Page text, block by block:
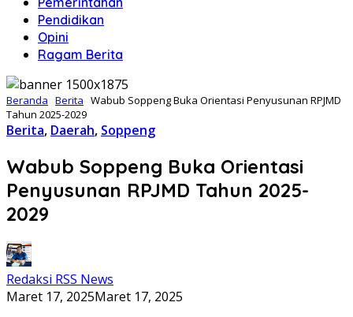
Pendidikan
Opini
Ragam Berita
Beranda Berita Wabub Soppeng Buka Orientasi Penyusunan RPJMD
Tahun 2025-2029
Berita, Daerah, Soppeng
Wabub Soppeng Buka Orientasi
Penyusunan RPJMD Tahun 2025-
2029
Redaksi RSS News
Maret 17, 2025Maret 17, 2025